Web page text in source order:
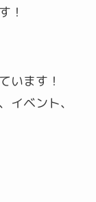
！
います！
イベント、